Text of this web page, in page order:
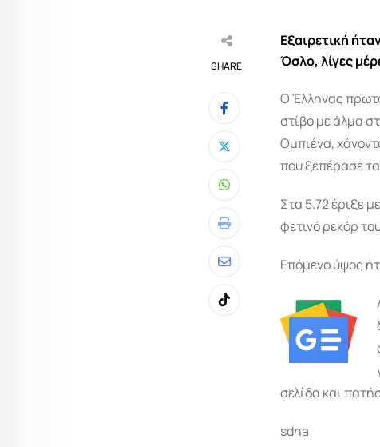
SHARE
Whatsapp
Print
Share
via
Email
Tiktok
Εξαιρετική
Όσλο, λίγες
Ο Έλληνας
στίβο με άλμα
Ομπιένα,
που ξεπέρασε
Στα 5.72 έριξε
φετινό ρεκόρ
Επόμενο ύψος
σελίδα και
sdna